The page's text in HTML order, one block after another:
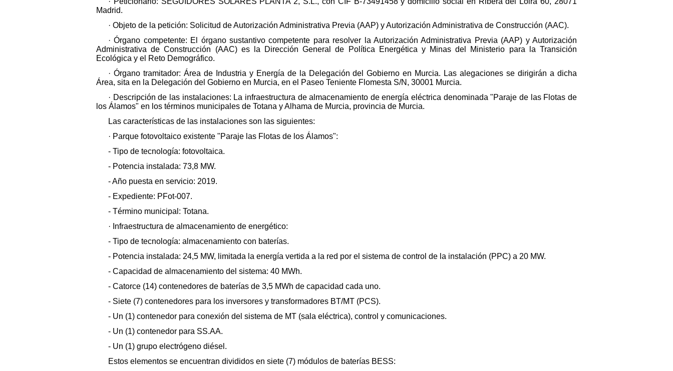
Madrid.
· Objeto de la petición: Solicitud de Autorización Administrativa Previa (AAP) y Autorización Administrativa de Construcción (AAC).
· Órgano competente: El órgano sustantivo competente para resolver la Autorización Administrativa Previa (AAP) y Autorización
Administrativa de Construcción (AAC) es la Dirección General de Política Energética y Minas del Ministerio para la Transición
Ecológica y el Reto Demográfico.
· Órgano tramitador: Área de Industria y Energía de la Delegación del Gobierno en Murcia. Las alegaciones se dirigirán a dicha
Área, sita en la Delegación del Gobierno en Murcia, en el Paseo Teniente Flomesta S/N, 30001 Murcia.
· Descripción de las instalaciones: La infraestructura de almacenamiento de energía eléctrica denominada "Paraje de las Flotas de
los Álamos" en los términos municipales de Totana y Alhama de Murcia, provincia de Murcia.
Las características de las instalaciones son las siguientes:
· Parque fotovoltaico existente "Paraje las Flotas de los Álamos":
- Tipo de tecnología: fotovoltaica.
- Potencia instalada: 73,8 MW.
- Año puesta en servicio: 2019.
- Expediente: PFot-007.
- Término municipal: Totana.
· Infraestructura de almacenamiento de energético:
- Tipo de tecnología: almacenamiento con baterías.
- Potencia instalada: 24,5 MW, limitada la energía vertida a la red por el sistema de control de la instalación (PPC) a 20 MW.
- Capacidad de almacenamiento del sistema: 40 MWh.
- Catorce (14) contenedores de baterías de 3,5 MWh de capacidad cada uno.
- Siete (7) contenedores para los inversores y transformadores BT/MT (PCS).
- Un (1) contenedor para conexión del sistema de MT (sala eléctrica), control y comunicaciones.
- Un (1) contenedor para SS.AA.
- Un (1) grupo electrógeno diésel.
Estos elementos se encuentran divididos en siete (7) módulos de baterías BESS: